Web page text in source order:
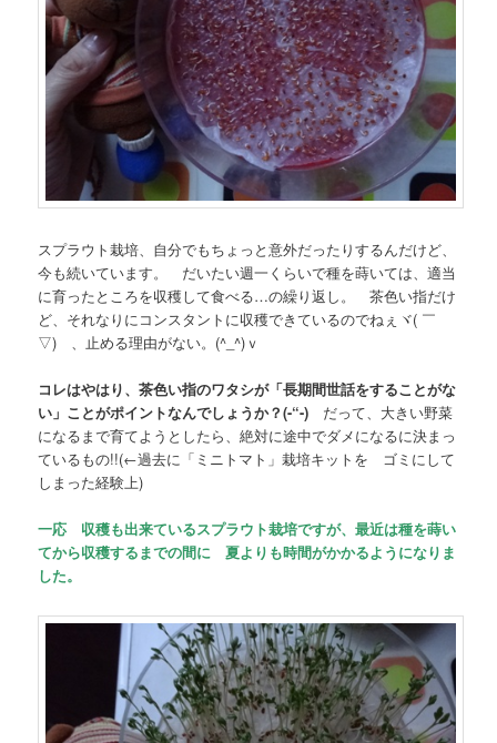
スプラウト栽培、自分でもちょっと意外だったりするんだけど、
今も続いています。 だいたい週一くらいで種を蒔いては、適当
に育ったところを収穫して食べる…の繰り返し。 茶色い指だけ
ど、それなりにコンスタントに収穫できているのでねぇヾ( ￣
▽)ゞ、止める理由がない。(^_^)ｖ
コレはやはり、茶色い指のワタシが「長期間世話をすることがな
い」ことがポイントなんでしょうか？(-“-) だって、大きい野菜
になるまで育てようとしたら、絶対に途中でダメになるに決まっ
ているもの!!(←過去に「ミニトマト」栽培キットを ゴミにして
しまった経験上)
一応 収穫も出来ているスプラウト栽培ですが、最近は種を蒔い
てから収穫するまでの間に 夏よりも時間がかかるようになりま
した。